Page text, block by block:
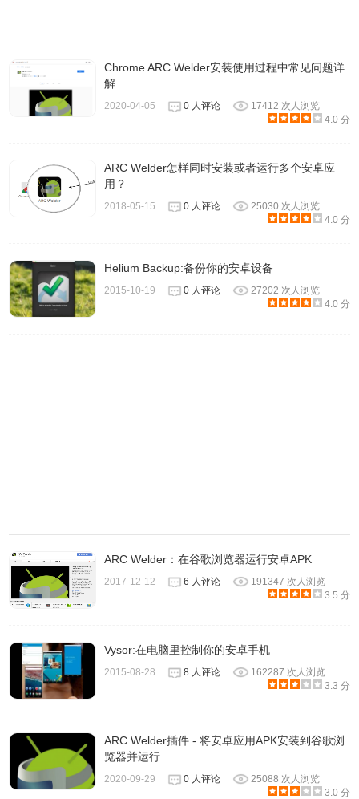
Orientation 屏幕方向 Landscape 横向 / Portail 竖向
Form Factor 设备类型
/ Maximized 最大化
该安卓 APP。
提示：ARC Welder仍处于测试模式，不一定能支持所有应
Chrome ARC Welder安装使用过程中常见问题详
解
2020-04-05 0 人评论
17412 次人浏览
4.0 分
ARC Welder怎样同时安装或者运行多个安卓应
用？
2018-05-15 0 人评论
25030 次人浏览
4.0 分
Helium Backup:备份你的安卓设备
2015-10-19 0 人评论
27202 次人浏览
4.0 分
ARC Welder：在谷歌浏览器运行安卓APK
2017-12-12 6 人评论
191347 次人浏览
3.5 分
Vysor:在电脑里控制你的安卓手机
2015-08-28 8 人评论
162287 次人浏览
3.3 分
ARC Welder插件 - 将安卓应用APK安装到谷歌浏
览器并运行
2020-09-29 0 人评论
25088 次人浏览
3.0 分